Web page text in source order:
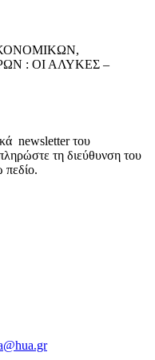
: ΟΙ ΑΛΥΚΕΣ –
newsletter του
τη διεύθυνση του